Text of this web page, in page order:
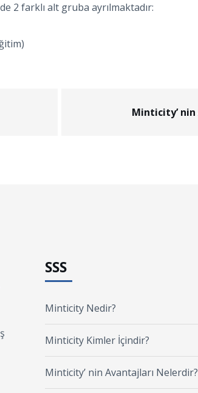
2 farklı alt gruba ayrılmaktadır:
Minticity’
SSS
Minticity Nedir?
Minticity Kimler İçindir?
Minticity’ nin Avantajları Nelerdir?